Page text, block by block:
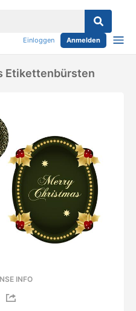
Einloggen Anmelden
Etikettenbürsten
INFO